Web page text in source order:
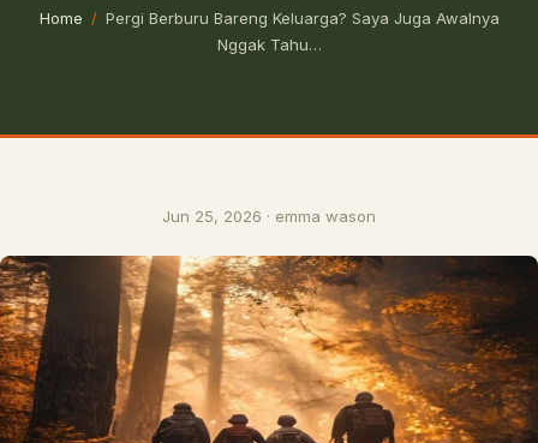
Home / Pergi Berburu Bareng Keluarga? Saya Juga Awalnya
Nggak Tahu…
Jun 25, 2026 · emma wason